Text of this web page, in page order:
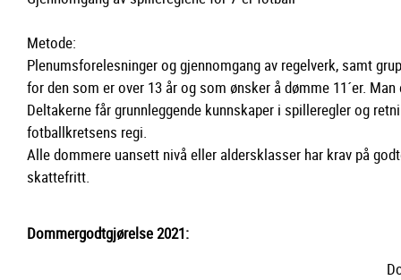
Metode:
Plenumsforelesninger og gjennomgang av regelverk, samt
for den som er over 13 år og som ønsker å dømme 11´er.
Deltakerne får grunnleggende kunnskaper i spilleregler og
fotballkretsens regi.
Alle dommere uansett nivå eller aldersklasser har krav på
skattefritt.
Dommergodtgjørelse 2021: